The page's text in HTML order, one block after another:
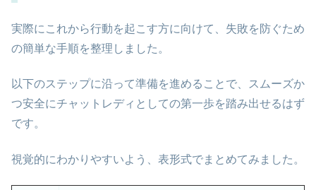
実際にこれから行動を起こす方に向けて、失敗を防ぐため
の簡単な手順を整理しました。
以下のステップに沿って準備を進めることで、スムーズか
つ安全にチャットレディとしての第一歩を踏み出せるはず
です。
視覚的にわかりやすいよう、表形式でまとめてみました。